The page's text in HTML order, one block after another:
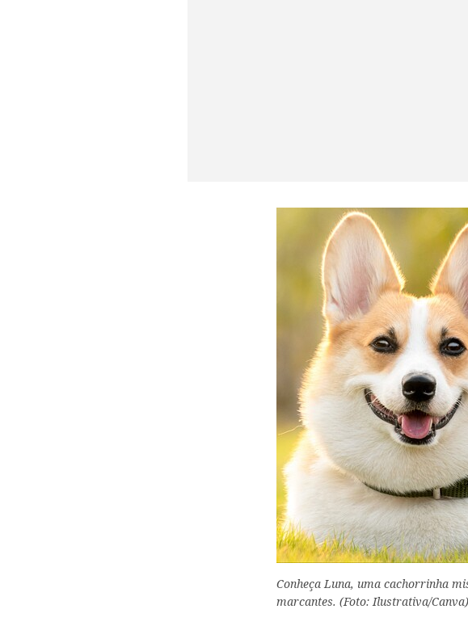
Conheça Luna, uma cachorrinha
marcantes. (Foto: Ilustrativa/Canva)